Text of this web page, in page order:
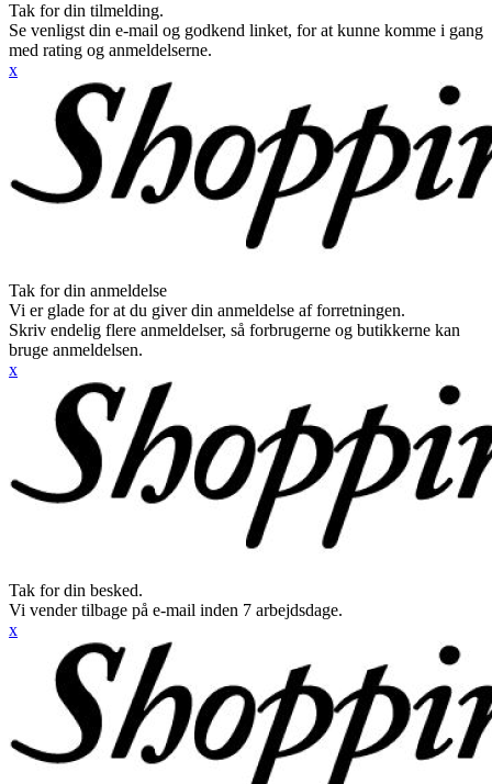
Tak for din tilmelding.
Se venligst din e-mail og godkend linket, for at kunne komme i gang
med rating og anmeldelserne.
x
Tak for din anmeldelse
Vi er glade for at du giver din anmeldelse af forretningen.
Skriv endelig flere anmeldelser, så forbrugerne og butikkerne kan
bruge anmeldelsen.
x
Tak for din besked.
Vi vender tilbage på e-mail inden 7 arbejdsdage.
x